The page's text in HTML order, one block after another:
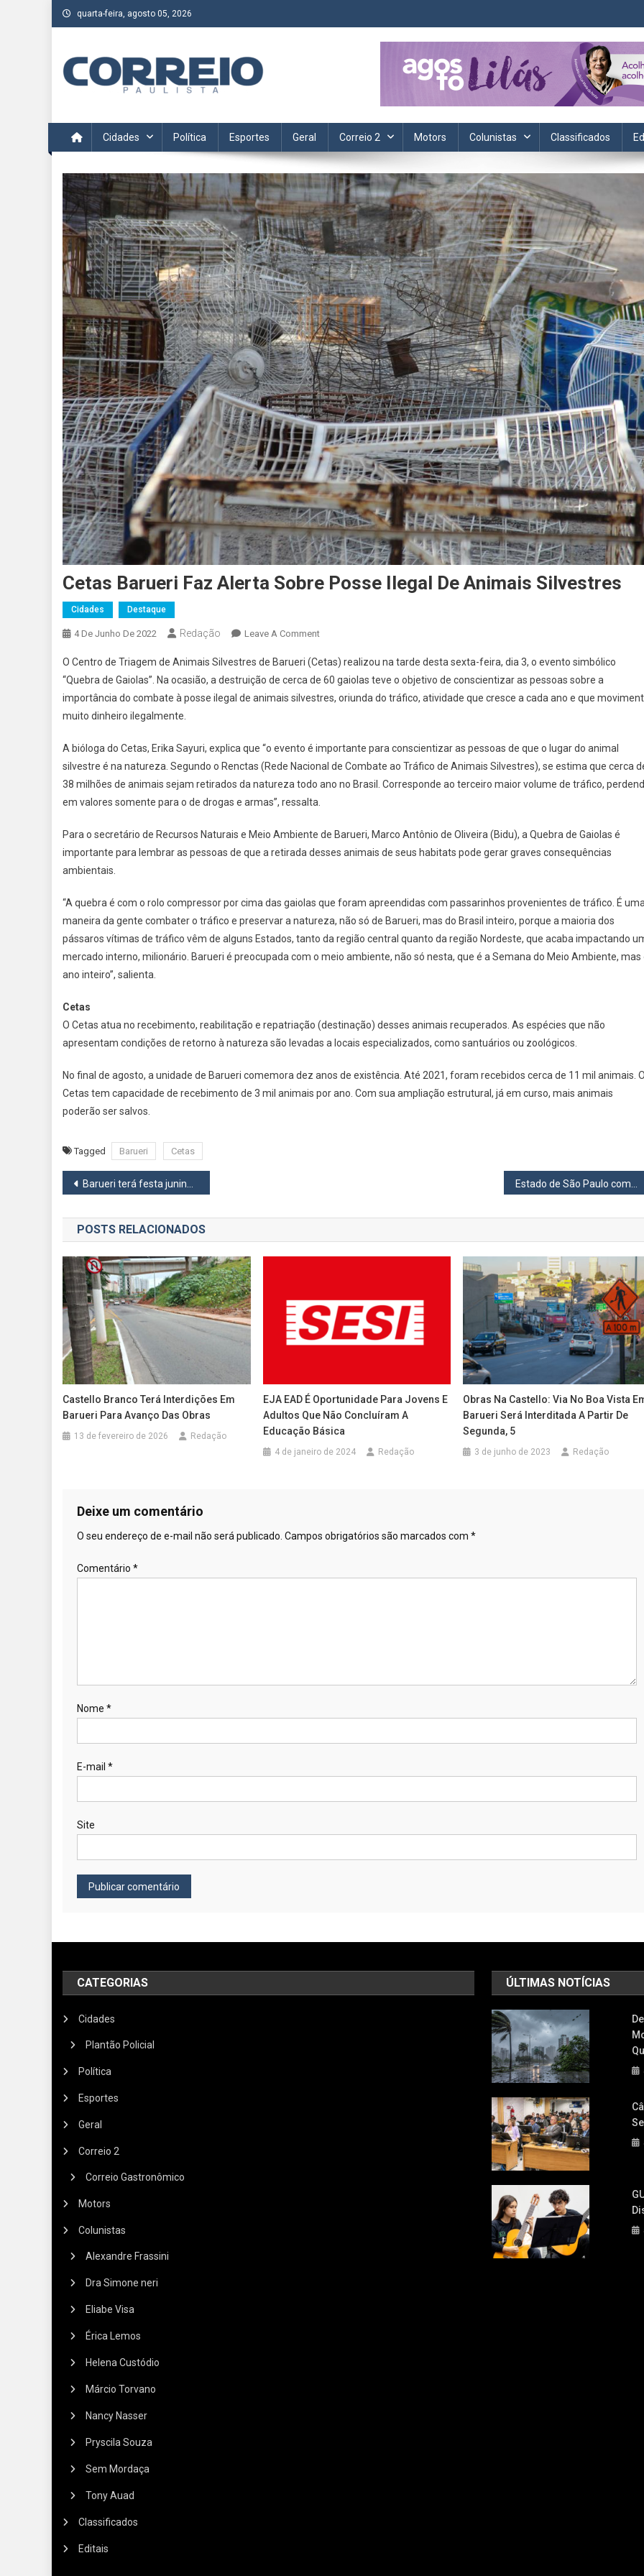
Skip
to
quarta-feira, agosto 05, 2026
Acompanhe as últimas notícias da região no Correio Paulista. Informação, política, saúde, economia, esportes e cotidiano.
Cidades Política Esportes Geral Correio 2 Motors Colunistas Classificados
Cetas Barueri Faz Alerta Sobre Posse Ilegal De Animais Silvestres
Cidades Destaque
4 De Junho De 2022 Redação Leave A CommentOn
Barueri
Faz
Alerta
Ilegal
De
Animais
O Centro de Triagem de Animais Silvestres de Barueri (Cetas) realizou na tarde desta sexta-feira, dia 3, o evento simbólico
“Quebra de Gaiolas”. Na ocasião, a destruição de cerca de 60 gaiolas teve o objetivo de conscientizar as pessoas sobre a
importância do combate à posse ilegal de animais silvestres, oriunda do tráfico, atividade que cresce a cada ano e que
muito dinheiro ilegalmente.
A bióloga do Cetas, Erika Sayuri, explica que “o evento é importante para conscientizar as pessoas de que o lugar do animal
silvestre é na natureza. Segundo o Renctas (Rede Nacional de Combate ao Tráfico de Animais Silvestres), se estima que cerca
38 milhões de animais sejam retirados da natureza todo ano no Brasil. Corresponde ao terceiro maior volume de tráfico,
em valores somente para o de drogas e armas”, ressalta.
Para o secretário de Recursos Naturais e Meio Ambiente de Barueri, Marco Antônio de Oliveira (Bidu), a Quebra de Gaiolas é
importante para lembrar as pessoas de que a retirada desses animais de seus habitats pode gerar graves consequências
ambientais.
“A quebra é com o rolo compressor por cima das gaiolas que foram apreendidas com passarinhos provenientes de tráfico. É
maneira da gente combater o tráfico e preservar a natureza, não só de Barueri, mas do Brasil inteiro, porque a maioria dos
pássaros vítimas de tráfico vêm de alguns Estados, tanto da região central quanto da região Nordeste, que acaba impactando
mercado interno, milionário. Barueri é preocupada com o meio ambiente, não só nesta, que é a Semana do Meio Ambiente, mas
ano inteiro”, salienta.
Cetas
O Cetas atua no recebimento, reabilitação e repatriação (destinação) desses animais recuperados. As espécies que não
apresentam condições de retorno à natureza são levadas a locais especializados, como santuários ou zoológicos.
No final de agosto, a unidade de Barueri comemora dez anos de existência. Até 2021, foram recebidos cerca de 11 mil animais.
Cetas tem capacidade de recebimento de 3 mil animais por ano. Com sua ampliação estrutural, já em curso, mais animais
poderão ser salvos.
Tagged Barueri Cetas
Navegação
de
Post
Barueri terá festa junina inclusiva no dia 11 Estado de São Paulo começa nesta segunda,6, a aplicar a quarta dose da vacina de Covid-19 nas pessoas com mais de 50 anos de idade
POSTS RELACIONADOS
Castello Branco Terá Interdições Em
Barueri Para Avanço Das Obras
13 de fevereiro de 2026 Redação
EJA EAD É Oportunidade Para Jovens E
Adultos Que Não Concluíram A
Educação Básica
4 de janeiro de 2024 Redação
Obras Na Castello: Via No Boa Vista
Barueri Será Interditada A Partir De
Segunda, 5
3 de junho de 2023 Redação
Deixe um comentário
O seu endereço de e-mail não será publicado. Campos obrigatórios são marcados com *
Comentário *
Nome *
E-mail *
Site
CATEGORIAS
Cidades
Plantão Policial
Política
Esportes
Geral
Correio 2
Correio Gastronômico
Motors
Colunistas
Alexandre Frassini
Dra Simone neri
Eliabe Visa
Érica Lemos
Helena Custódio
Márcio Torvano
Nancy Nasser
Pryscila Souza
Sem Mordaça
Tony Auad
Classificados
Editais
ÚLTIMAS NOTÍCIAS